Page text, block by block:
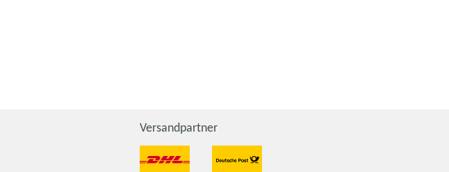
Versandpartner